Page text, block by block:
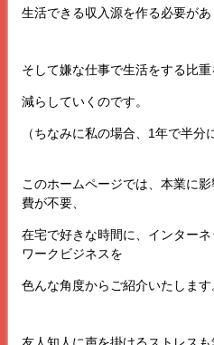
生活できる収入源を作る必要があ
そして嫌な仕事で生活をする比重
減らしていくのです。
（ちなみに私の場合、1年で半分
このホームページでは、本業に
費が不要、
在宅で好きな時間に、インター
ワークビジネスを
色んな角度からご紹介いたします